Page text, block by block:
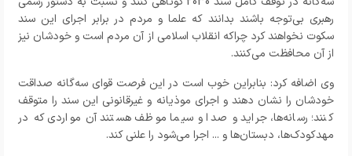
رهبری بی‌توجه باشند بدانند که علما و مردم در برابر اجرای این سند
سکوت نخواهند کرد چراکه انقلاب اسلامی از آن مردم است و خودشان نیز
از آن محافظت می‌کنند.
وی اضافه کرد: بنابراین خوب است در این فرصت قوای سه‌گانه صداقت
خودشان را نشان دهند و اجرای موذیانه و غیرقانونی این سند را متوقف
کنند؛ رسانه‌ها، جراید و صدا و سیما موظف هستند آن مواردی که در
مهدکودک‌ها، دبستان‌ها و ... اجرا می‌شود را علنی کند.